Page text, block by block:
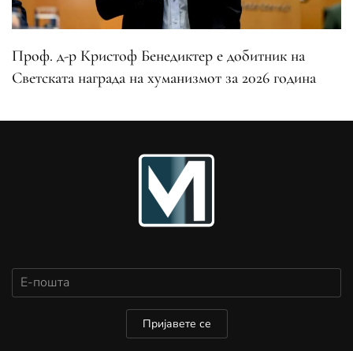
Проф. д-р Кристоф Бенедиктер е добитник на
Светската награда на хуманизмот за 2026 година
Пријавете се